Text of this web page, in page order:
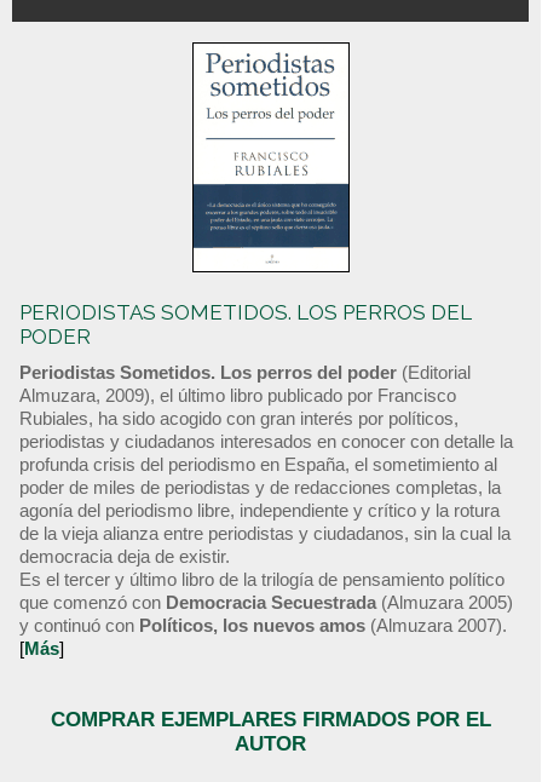
PERIODISTAS SOMETIDOS. LOS PERROS DEL
PODER
Periodistas Sometidos. Los perros del poder (Editorial
Almuzara, 2009), el último libro publicado por Francisco
Rubiales, ha sido acogido con gran interés por políticos,
periodistas y ciudadanos interesados en conocer con detalle la
profunda crisis del periodismo en España, el sometimiento al
poder de miles de periodistas y de redacciones completas, la
agonía del periodismo libre, independiente y crítico y la rotura
de la vieja alianza entre periodistas y ciudadanos, sin la cual la
democracia deja de existir.
Es el tercer y último libro de la trilogía de pensamiento político
que comenzó con Democracia Secuestrada (Almuzara 2005)
y continuó con Políticos, los nuevos amos (Almuzara 2007).
[Más]
COMPRAR EJEMPLARES FIRMADOS POR EL
AUTOR